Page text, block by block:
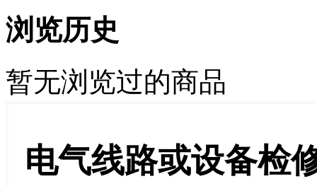
浏览历史
暂无浏览过的商品
电气线路或设备检